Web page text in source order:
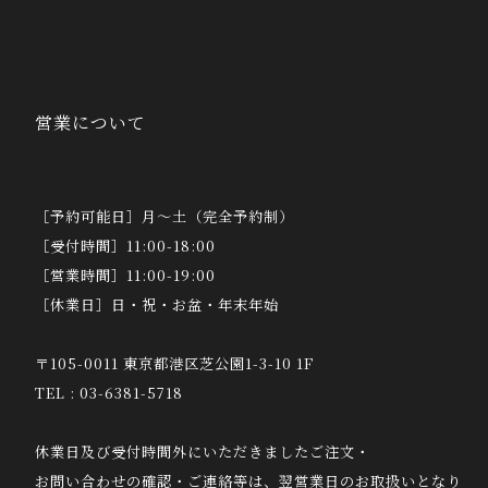
営業について
［予約可能日］月～土（完全予約制）
［受付時間］11:00-18:00
［営業時間］11:00-19:00
［休業日］日・祝・お盆・年末年始
〒105-0011 東京都港区芝公園1-3-10 1F
TEL : 03-6381-5718
休業日及び受付時間外にいただきましたご注文・
お問い合わせの確認・ご連絡等は、翌営業日のお取扱いとなり